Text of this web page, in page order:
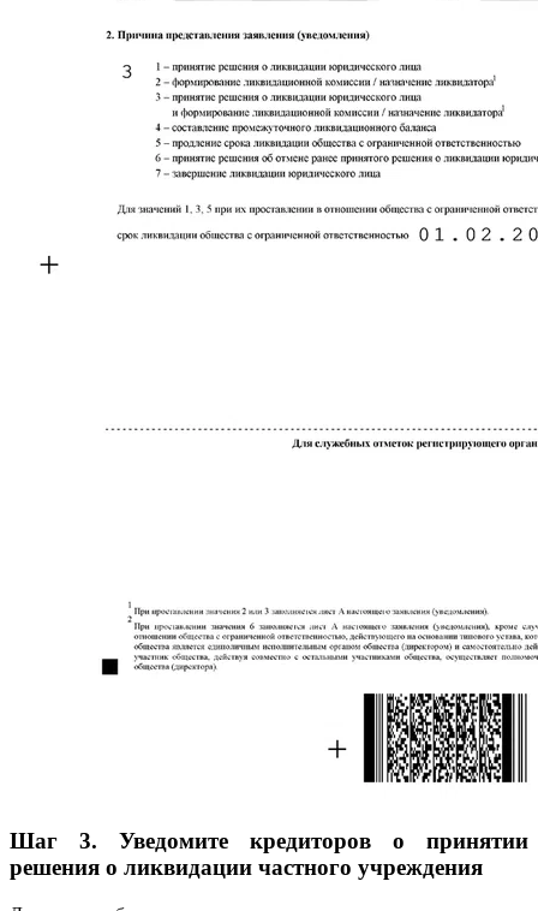
Шаг 3. Уведомите кредиторов о принятии
решения о ликвидации частного учреждения